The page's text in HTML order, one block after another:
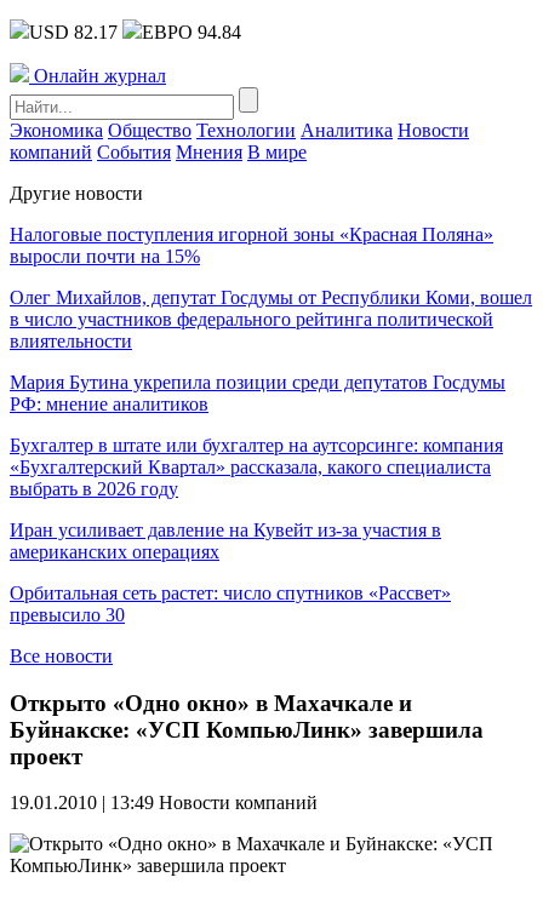
USD 82.17 ЕВРО 94.84
Онлайн журнал
Экономика Общество Технологии Аналитика Новости
компаний События Мнения В мире
Другие новости
Налоговые поступления игорной зоны «Красная Поляна»
выросли почти на 15%
Олег Михайлов, депутат Госдумы от Республики Коми, вошел
в число участников федерального рейтинга политической
влиятельности
Мария Бутина укрепила позиции среди депутатов Госдумы
РФ: мнение аналитиков
Бухгалтер в штате или бухгалтер на аутсорсинге: компания
«Бухгалтерский Квартал» рассказала, какого специалиста
выбрать в 2026 году
Иран усиливает давление на Кувейт из-за участия в
американских операциях
Орбитальная сеть растет: число спутников «Рассвет»
превысило 30
Все новости
Открыто «Одно окно» в Махачкале и
Буйнакске: «УСП КомпьюЛинк» завершила
проект
19.01.2010 | 13:49 Новости компаний